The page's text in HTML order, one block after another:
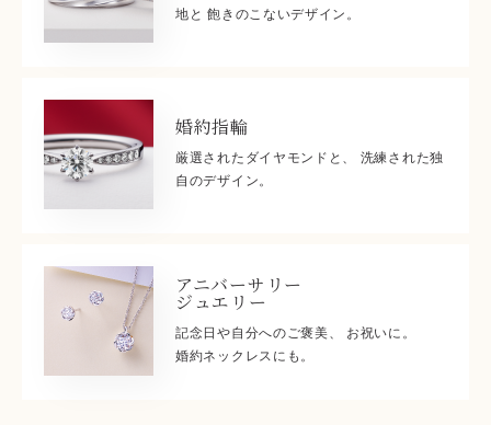
地と 飽きのこないデザイン。
婚約指輪
厳選されたダイヤモンドと、 洗練された独
自のデザイン。
アニバーサリー
ジュエリー
記念日や自分へのご褒美、 お祝いに。
婚約ネックレスにも。